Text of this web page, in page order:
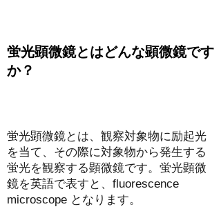
蛍光顕微鏡とはどんな顕微鏡です
か？
蛍光顕微鏡とは、観察対象物に励起光
を当て、その際に対象物から発生する
蛍光を観察する顕微鏡です。蛍光顕微
鏡を英語で表すと、fluorescence
microscope となります。